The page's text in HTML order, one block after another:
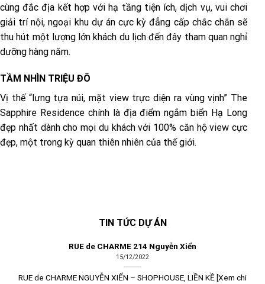
cùng đắc địa kết hợp với hạ tầng tiện ích, dịch vụ, vui chơi
giải trí nội, ngoại khu dự án cực kỳ đẳng cấp chắc chắn sẽ
thu hút một lượng lớn khách du lịch đến đây tham quan nghỉ
dưỡng hàng năm.
TẦM NHÌN TRIỆU ĐÔ
Vị thế “lưng tựa núi, mặt view trực diện ra vùng vịnh” The
Sapphire Residence chính là địa điểm ngắm biển Hạ Long
đẹp nhất dành cho mọi du khách với 100% căn hộ view cực
đẹp, một trong kỳ quan thiên nhiên của thế giới.
TIN TỨC DỰ ÁN
RUE de CHARME 214 Nguyễn Xiển
15/12/2022
RUE de CHARME NGUYỄN XIỂN – SHOPHOUSE, LIỀN KỀ [Xem chi